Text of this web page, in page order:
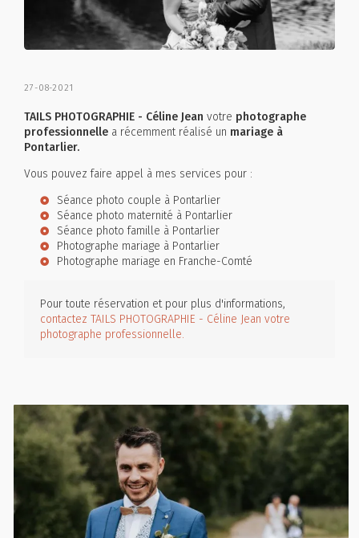
27-08-2021
TAILS PHOTOGRAPHIE - Céline Jean votre photographe
professionnelle a récemment réalisé un mariage à
Pontarlier.
Vous pouvez faire appel à mes services pour :
Séance photo couple à Pontarlier
Séance photo maternité à Pontarlier
Séance photo famille à Pontarlier
Photographe mariage à Pontarlier
Photographe mariage en Franche-Comté
Pour toute réservation et pour plus d'informations,
contactez TAILS PHOTOGRAPHIE - Céline Jean votre
photographe professionnelle.